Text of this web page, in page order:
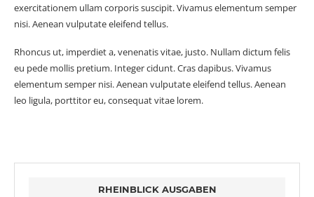
exercitationem ullam corporis suscipit. Vivamus elementum semper
nisi. Aenean vulputate eleifend tellus.
Rhoncus ut, imperdiet a, venenatis vitae, justo. Nullam dictum felis
eu pede mollis pretium. Integer cidunt. Cras dapibus. Vivamus
elementum semper nisi. Aenean vulputate eleifend tellus. Aenean
leo ligula, porttitor eu, consequat vitae lorem.
RHEINBLICK AUSGABEN